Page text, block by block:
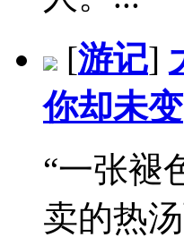
[游记]
你却未变
“一张褪
卖的热